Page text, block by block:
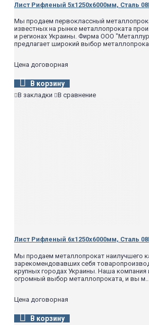
Лист Рифленый 5х1250х6000мм, Сталь
Мы продаем первоклассный
известных на рынке металлопроката
и регионах Украины. Фирма ООО
предлагает широкий выбор
Цена договорная
В корзину
В закладки В сравнение
Лист Рифленый 6х1250х6000мм, Сталь
Мы продаем металлопрокат наилучшего
зарекомендовавших себя
крупных городах Украины. Наша компания
огромный выбор металлопроката, и вы м..
Цена договорная
В корзину